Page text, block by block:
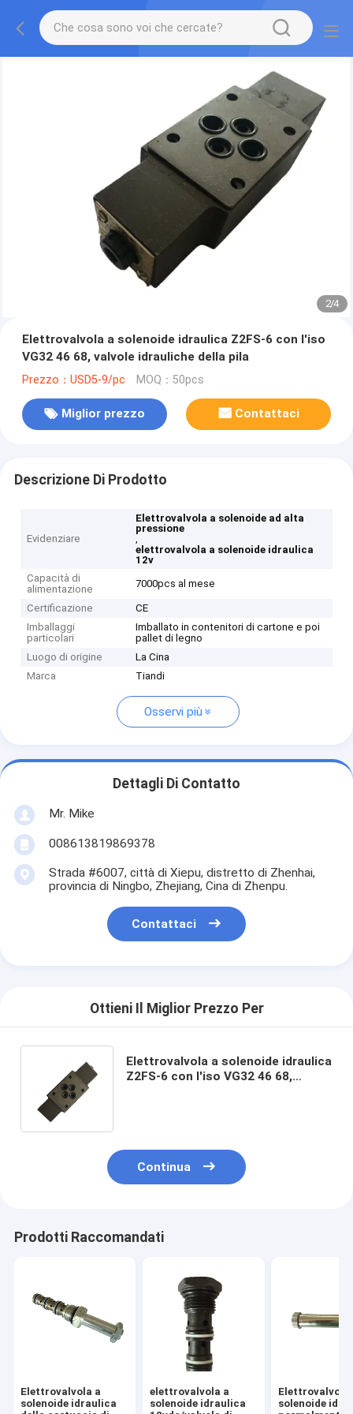
2/4
Elettrovalvola a solenoide idraulica Z2FS-6 con l'iso
VG32 46 68, valvole idrauliche della pila
Prezzo：USD5-9/pc MOQ：50pcs
Miglior prezzo Contattaci
Descrizione Di Prodotto
Evidenziare
Elettrovalvola a solenoide ad alta
pressione
,
elettrovalvola a solenoide idraulica
12v
Capacità di
alimentazione
7000pcs al mese
Certificazione
CE
Imballaggi
particolari
Imballato in contenitori di cartone e poi
pallet di legno
Luogo di origine
La Cina
Marca
Tiandi
Osservi più
Dettagli Di Contatto
Mr. Mike
008613819869378
Strada #6007, città di Xiepu, distretto di Zhenhai,
provincia di Ningbo, Zhejiang, Cina di Zhenpu.
Contattaci
Ottieni Il Miglior Prezzo Per
Elettrovalvola a solenoide idraulica
Z2FS-6 con l'iso VG32 46 68,
Continua
Prodotti Raccomandati
Elettrovalvola a
solenoide idraulica
elettrovalvola a
solenoide idraulica
Elettrovalvola
solenoide